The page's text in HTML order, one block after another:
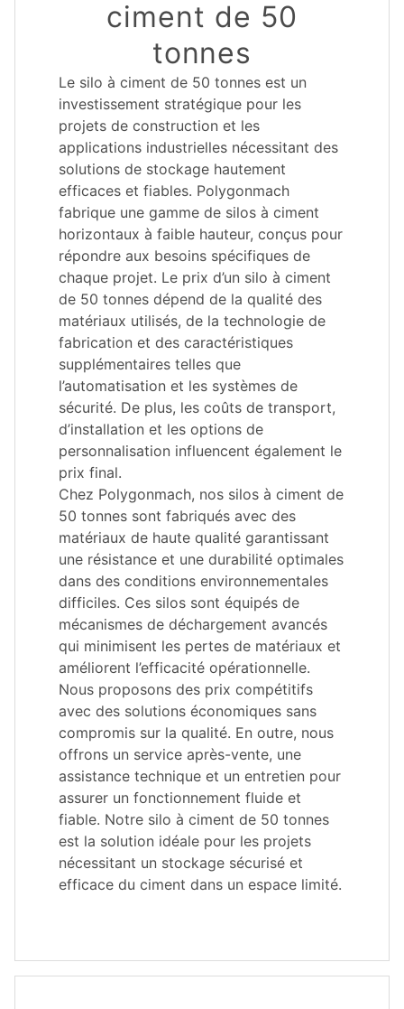
ciment de 50
tonnes
Le silo à ciment de 50 tonnes est un
investissement stratégique pour les
projets de construction et les
applications industrielles nécessitant des
solutions de stockage hautement
efficaces et fiables. Polygonmach
fabrique une gamme de silos à ciment
horizontaux à faible hauteur, conçus pour
répondre aux besoins spécifiques de
chaque projet. Le prix d’un silo à ciment
de 50 tonnes dépend de la qualité des
matériaux utilisés, de la technologie de
fabrication et des caractéristiques
supplémentaires telles que
l’automatisation et les systèmes de
sécurité. De plus, les coûts de transport,
d’installation et les options de
personnalisation influencent également le
prix final.
Chez Polygonmach, nos silos à ciment de
50 tonnes sont fabriqués avec des
matériaux de haute qualité garantissant
une résistance et une durabilité optimales
dans des conditions environnementales
difficiles. Ces silos sont équipés de
mécanismes de déchargement avancés
qui minimisent les pertes de matériaux et
améliorent l’efficacité opérationnelle.
Nous proposons des prix compétitifs
avec des solutions économiques sans
compromis sur la qualité. En outre, nous
offrons un service après-vente, une
assistance technique et un entretien pour
assurer un fonctionnement fluide et
fiable. Notre silo à ciment de 50 tonnes
est la solution idéale pour les projets
nécessitant un stockage sécurisé et
efficace du ciment dans un espace limité.